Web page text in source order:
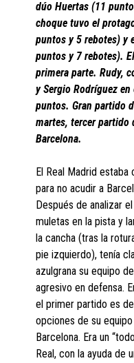
dúo Huertas (11
choque tuvo el
puntos y 5 rebotes) y
puntos y 7 rebotes).
primera parte. Rudy,
y Sergio Rodríguez
puntos. Gran partido
martes, tercer partido
Barcelona.
El Real Madrid
para no acudir a
Después de analizar
muletas en la pista y
la cancha (tras la
pie izquierdo), tenía
azulgrana su equipo
agresivo en defensa.
el primer partido es
opciones de su
Barcelona. Era un
Real, con la ayuda de